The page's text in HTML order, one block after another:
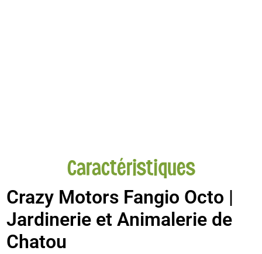
Caractéristiques
Crazy Motors Fangio Octo |
Jardinerie et Animalerie de
Chatou